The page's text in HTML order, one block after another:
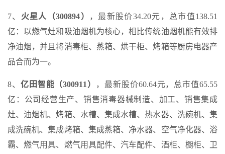
7、 火星人（300894）
，最新股价34.20元，总市值138.51
亿：以燃气灶和吸油烟机为核心，相比传统油烟机能有效排
净油烟，并且将消毒柜、蒸箱、烘干柜、烤箱等厨房电器产
品合而为一。
8、 亿田智能（300911）
，最新股价60.64元，总市值65.55
亿：公司经营生产、销售消毒器械制造、加工、销售集成
灶、油烟机、烤箱、水槽、集成水槽、热水器、洗碗机、集
成洗碗机、集成烤箱、集成蒸箱、净水器、空气净化器、浴
霸、燃气用具、燃气用具配件、汽车配件、酒柜、橱柜、卫